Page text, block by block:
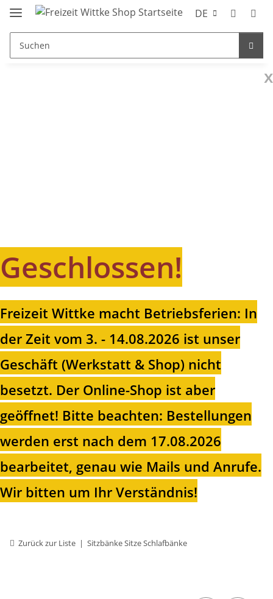
DE
x
Geschlossen!
Freizeit Wittke macht Betriebsferien: In
der Zeit vom 3. - 14.08.2026 ist unser
Geschäft (Werkstatt & Shop) nicht
besetzt. Der Online-Shop ist aber
geöffnet! Bitte beachten: Bestellungen
werden erst nach dem 17.08.2026
bearbeitet, genau wie Mails und Anrufe.
Wir bitten um Ihr Verständnis!
Zurück zur Liste Sitzbänke Sitze Schlafbänke